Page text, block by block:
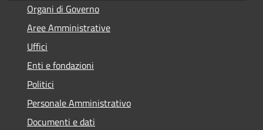
Organi di Governo
Aree Amministrative
Uffici
Enti e fondazioni
Politici
Personale Amministrativo
Documenti e dati